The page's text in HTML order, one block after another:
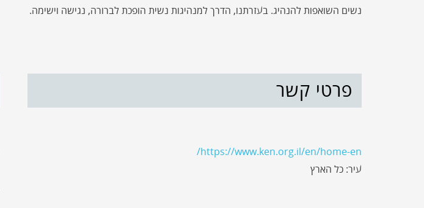
נשים השואפות להנהיג. בעזרתנו, הדרך למנהיגות נשית הופכת לברורה, נגישה וישימה.
פרטי קשר
https://www.ken.org.il/en/home-en/
עיר: כל הארץ